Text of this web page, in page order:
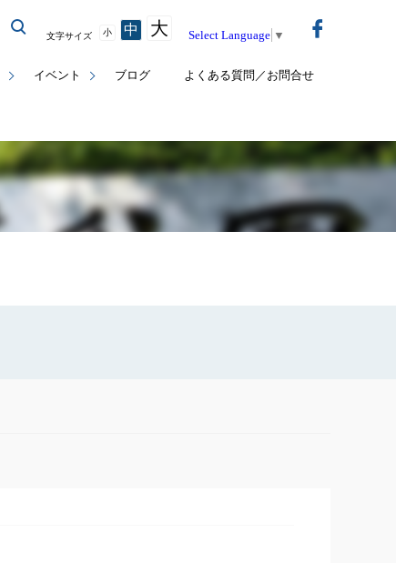
イベント ブログ よくある質問／お問合せ
文字サイズ 小 中 大 Select Language ▼